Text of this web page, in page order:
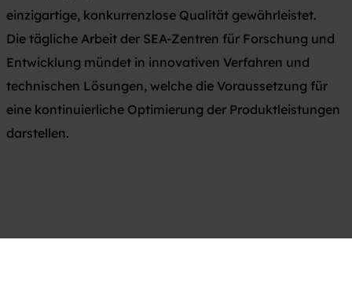
einzigartige, konkurrenzlose Qualität gewährleistet.
Die tägliche Arbeit der SEA-Zentren für Forschung und
Entwicklung mündet in innovativen Verfahren und
technischen Lösungen, welche die Voraussetzung für
eine kontinuierliche Optimierung der Produktleistungen
darstellen.